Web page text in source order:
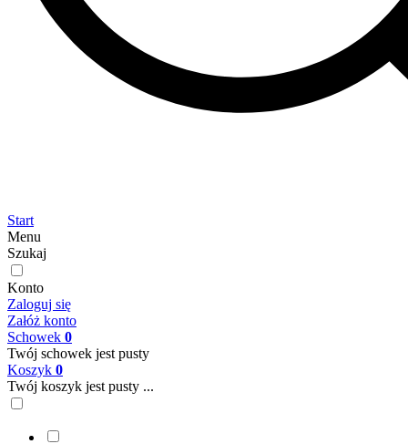
Start
Menu
Szukaj
Konto
Zaloguj się
Załóż konto
Schowek 0
Twój schowek jest pusty
Koszyk 0
Twój koszyk jest pusty ...